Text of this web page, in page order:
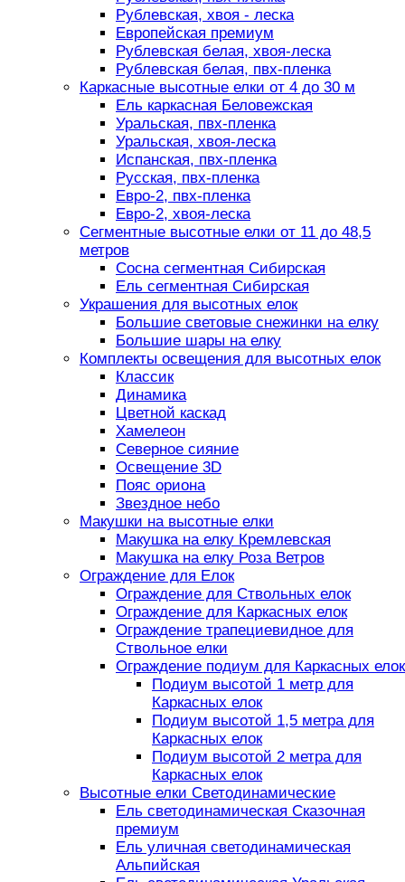
Рублевская, хвоя - леска
Европейская премиум
Рублевская белая, хвоя-леска
Рублевская белая, пвх-пленка
Каркасные высотные елки от 4 до 30 м
Ель каркасная Беловежская
Уральская, пвх-пленка
Уральская, хвоя-леска
Испанская, пвх-пленка
Русская, пвх-пленка
Евро-2, пвх-пленка
Евро-2, хвоя-леска
Сегментные высотные елки от 11 до 48,5
метров
Сосна сегментная Сибирская
Ель сегментная Сибирская
Украшения для высотных елок
Большие световые снежинки на елку
Большие шары на елку
Комплекты освещения для высотных елок
Классик
Динамика
Цветной каскад
Хамелеон
Северное сияние
Освещение 3D
Пояс ориона
Звездное небо
Макушки на высотные елки
Макушка на елку Кремлевская
Макушка на елку Роза Ветров
Ограждение для Елок
Ограждение для Ствольных елок
Ограждение для Каркасных елок
Ограждение трапециевидное для
Ствольное елки
Ограждение подиум для Каркасных елок
Подиум высотой 1 метр для
Каркасных елок
Подиум высотой 1,5 метра для
Каркасных елок
Подиум высотой 2 метра для
Каркасных елок
Высотные елки Светодинамические
Ель светодинамическая Сказочная
премиум
Ель уличная светодинамическая
Альпийская